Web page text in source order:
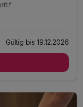
Gültig bis 19.12.2026